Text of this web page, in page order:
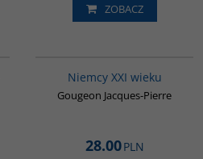
ZOBACZ
Niemcy XXI wieku
Gougeon Jacques-Pierre
28.00PLN